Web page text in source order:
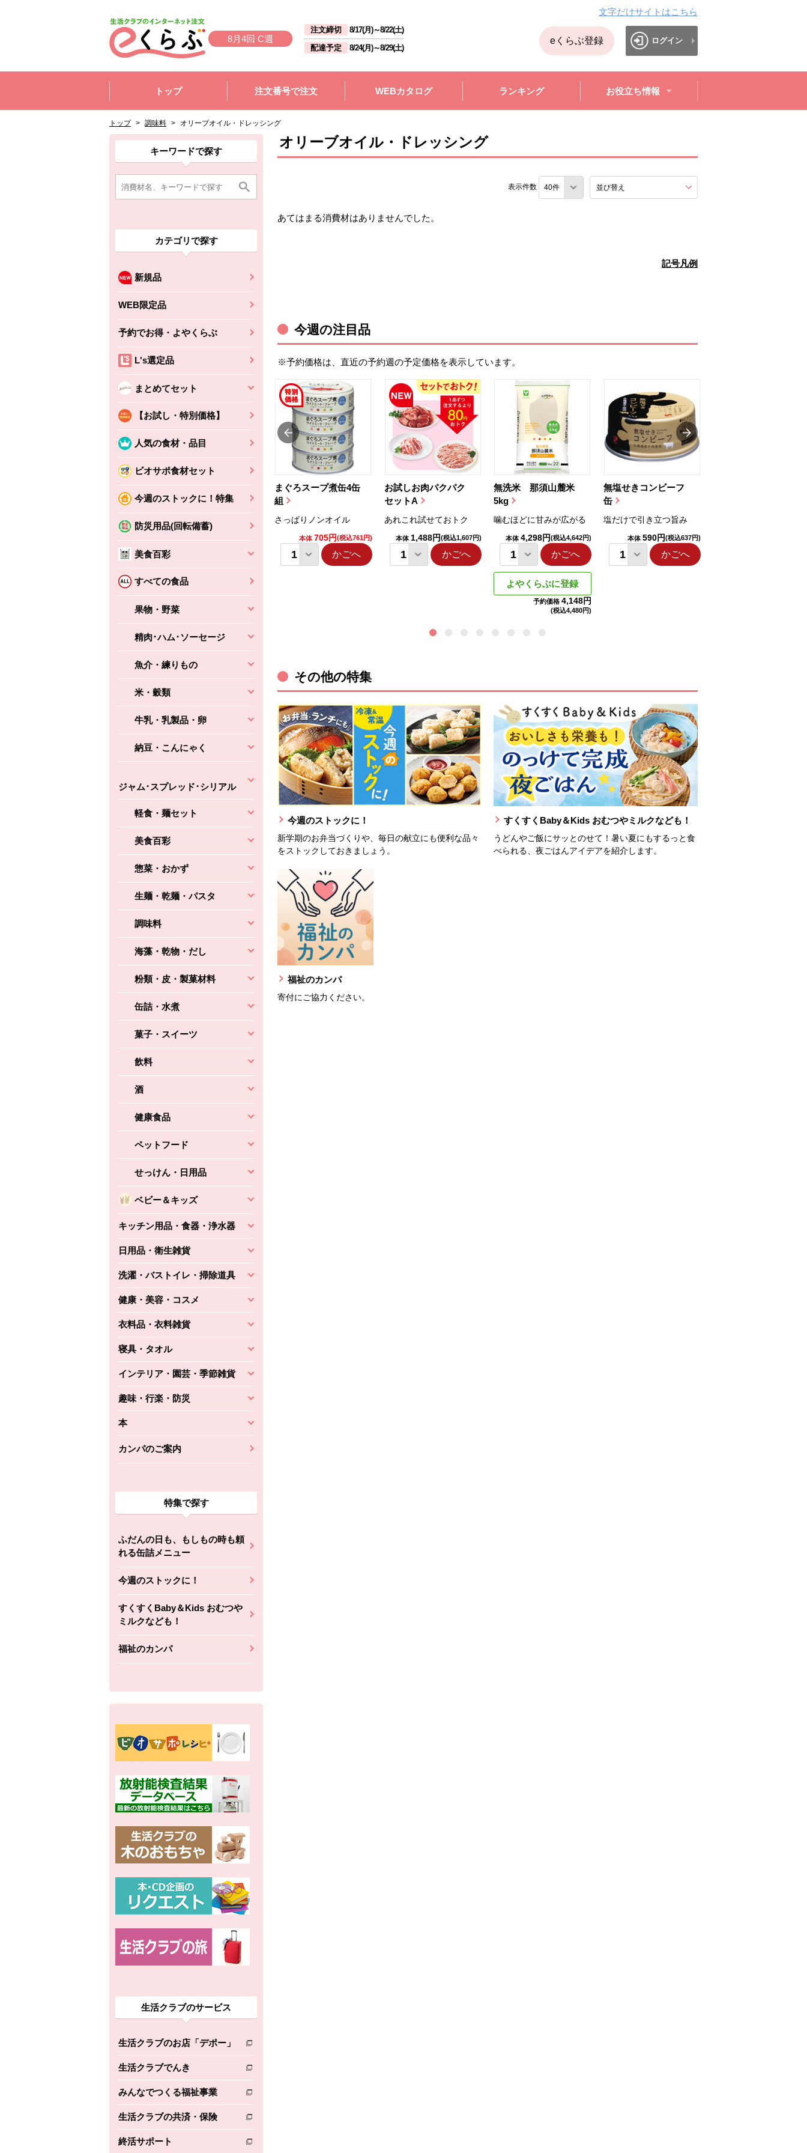
8月4回 C週
注文締切 8/17(月)～8/22(土)
配達予定
8/24(月)～8/29(土)
文字だけサイトはこちら
eくらぶ登録 ログイン
トップ
注文番号で注文 WEBカタログ ランキング お役立ち情報
トップ > 調味料 > オリーブオイル・ドレッシング
ここから消費材検索メニューです。
キーワードで探す
カテゴリで探す
新規品
WEB限定品
予約でお得・よやくらぶ
L's選定品
まとめてセット
【お試し・特別価格】
人気の食材・品目
ビオサポ食材セット
今週のストックに！特集
防災用品(回転備蓄)
美食百彩
すべての食品
果物・野菜
精肉･ハム･ソーセージ
魚介・練りもの
米・穀類
牛乳・乳製品・卵
納豆・こんにゃく
ジャム･スプレッド･シリアル
軽食・麺セット
美食百彩
惣菜・おかず
生麺・乾麺・パスタ
調味料
海藻・乾物・だし
粉類・皮・製菓材料
缶詰・水煮
菓子・スイーツ
飲料
酒
健康食品
ペットフード
せっけん・日用品
ベビー＆キッズ
キッチン用品・食器・浄水器
日用品・衛生雑貨
洗濯・バストイレ・掃除道具
健康・美容・コスメ
衣料品・衣料雑貨
寝具・タオル
インテリア・園芸・季節雑貨
趣味・行楽・防災
本
カンパのご案内
特集で探す
ふだんの日も、もしもの時も頼
れる缶詰メニュー
今週のストックに！
すくすくBaby＆Kids おむつや
ミルクなども！
福祉のカンパ
消費材検索メニューここまで。
ここから本文です。
ここから組合員向けメニューです。
生活クラブのサービス
生活クラブのお店「デポー」
別のウィンドウで開きます。
生活クラブでんき
別のウィンドウで開きます。
みんなでつくる福祉事業
別のウィンドウで開きます。
生活クラブの共済・保険
別のウィンドウで開きます。
終活サポート
別のウィンドウで開きます。
組合員向けメニューここまで。
ここから本文です。 オリーブオイル・ドレッシング
表示件数 並び替え
あてはまる消費材はありませんでした。
記号凡例
今週の注目品
※予約価格は、直近の予約週の予定価格を表示しています。
まぐろスープ煮缶4缶
組
さっぱりノンオイル
本体 705円(税込761円)
かごへ
お試しお肉パクパク
セットA
あれこれ試せておトク
本体 1,488円(税込1,607円)
かごへ
無洗米 那須山麓米
5kg
噛むほどに甘みが広がる
本体 4,298円(税込4,642円)
かごへ
よやくらぶに登録
予約価格 4,148円
(税込4,480円)
無塩せきコンビーフ
缶
塩だけで引き立つ旨み
本体 590円(税込637円)
かごへ
ちょこっと揚げ（香
えびの風味がぶわっ！
かごへ
バルサミコ
本体2,160円 (税込2,333円)
かごへ
その他の特集
今週のストックに！
新学期のお弁当づくりや、毎日の献立にも便利な品々
をストックしておきましょう。
すくすくBaby＆Kids おむつやミルクなども！
うどんやご飯にサッとのせて！暑い夏にもするっと食
べられる、夜ごはんアイデアを紹介します。
福祉のカンパ
寄付にご協力ください。